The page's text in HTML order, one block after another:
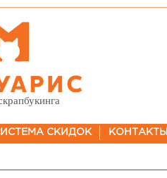
СКИДОК КОНТАКТЫ